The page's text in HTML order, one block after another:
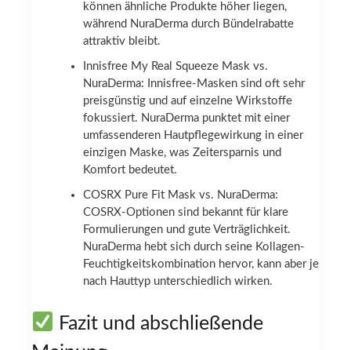
können ähnliche Produkte höher liegen,
während NuraDerma durch Bündelrabatte
attraktiv bleibt.
Innisfree My Real Squeeze Mask vs.
NuraDerma: Innisfree-Masken sind oft sehr
preisgünstig und auf einzelne Wirkstoffe
fokussiert. NuraDerma punktet mit einer
umfassenderen Hautpflegewirkung in einer
einzigen Maske, was Zeitersparnis und
Komfort bedeutet.
COSRX Pure Fit Mask vs. NuraDerma:
COSRX-Optionen sind bekannt für klare
Formulierungen und gute Verträglichkeit.
NuraDerma hebt sich durch seine Kollagen-
Feuchtigkeitskombination hervor, kann aber je
nach Hauttyp unterschiedlich wirken.
Fazit und abschließende